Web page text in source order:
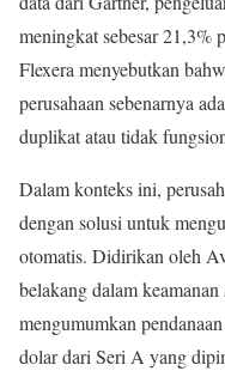
meningkat sebesar 21,3%
Flexera menyebutkan
perusahaan sebenarnya
duplikat atau tidak
Dalam konteks ini,
dengan solusi untuk
otomatis. Didirikan oleh
belakang dalam
mengumumkan
dolar dari Seri A yang